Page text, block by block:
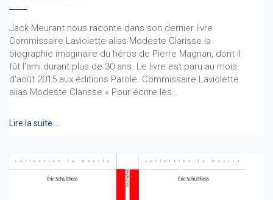
Jack Meurant nous raconte dans son dernier livre
Commissaire Laviolette alias Modeste Clarisse la
biographie imaginaire du héros de Pierre Magnan, dont il
fût l'ami durant plus de 30 ans. Le livre est paru au mois
d'août 2015 aux éditions Parole. Commissaire Laviolette
alias Modeste Clarisse « Pour écrire les…
Lire la suite …